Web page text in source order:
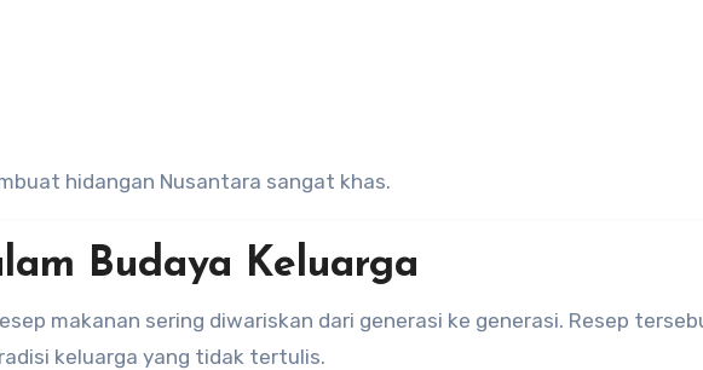
hidangan Nusantara sangat khas.
Budaya Keluarga
makanan sering diwariskan dari generasi ke generasi. Resep
keluarga yang tidak tertulis.